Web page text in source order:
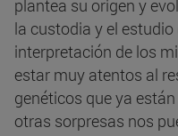
plantea su origen y
la custodia y el
interpretación de los
estar muy atentos al
genéticos que ya
otras sorpresas nos